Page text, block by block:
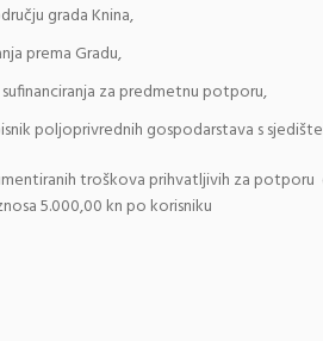
grada Knina,
prema Gradu,
za predmetnu potporu,
poljoprivrednih gospodarstava s
troškova prihvatljivih za
5.000,00 kn po korisniku